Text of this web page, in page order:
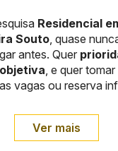
Residencial
Souto, quase
antes. Quer
, e quer
vagas ou reserva
Ver mais